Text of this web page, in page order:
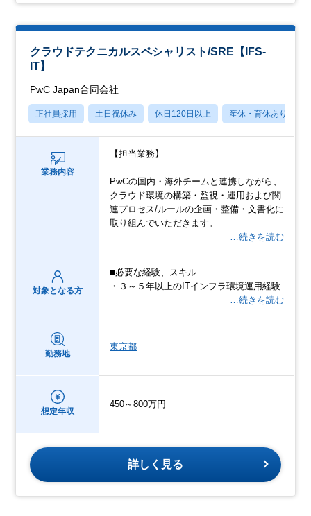
クラウドテクニカルスペシャリスト/SRE【IFS-
IT】
PwC Japan合同会社
正社員採用 土日祝休み 休日120日以上 産休・育休あり
業務内容
【担当業務】
PwCの国内・海外チームと連携しながら、
クラウド環境の構築・監視・運用および関
連プロセス/ルールの企画・整備・文書化に
取り組んでいただきます。
…続きを読む
対象となる方
■必要な経験、スキル
・３～５年以上のITインフラ環境運用経験
…続きを読む
勤務地
東京都
想定年収
450～800万円
詳しく見る